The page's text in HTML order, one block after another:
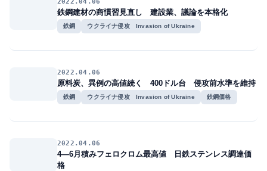
2022.04.06
鉄鋼建材の商慣習見直し 建設業、議論を本格化
鉄鋼 ウクライナ侵攻 Invasion of Ukraine
2022.04.06
原料炭、異例の高値続く 400ドル台 侵攻前水準を維持
鉄鋼 ウクライナ侵攻 Invasion of Ukraine 鉄鋼価格
2022.04.06
4―6月積みフェロクロム最高値 日鉄ステンレス調達価
格